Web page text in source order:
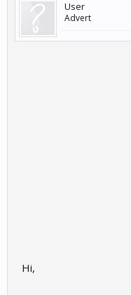
User
Advert
Hi,